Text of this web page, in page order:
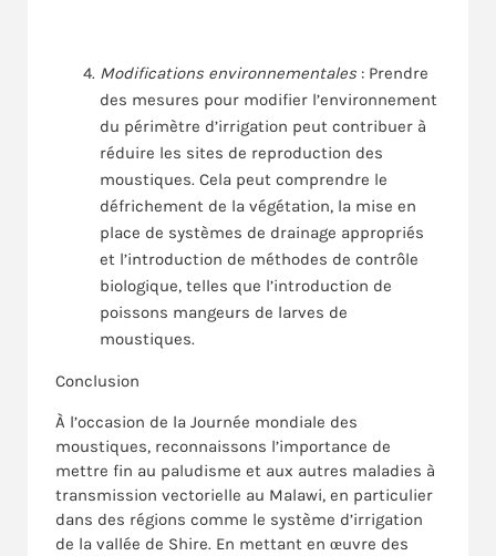
Modifications environnementales : Prendre
des mesures pour modifier l’environnement
du périmètre d’irrigation peut contribuer à
réduire les sites de reproduction des
moustiques. Cela peut comprendre le
défrichement de la végétation, la mise en
place de systèmes de drainage appropriés
et l’introduction de méthodes de contrôle
biologique, telles que l’introduction de
poissons mangeurs de larves de
moustiques.
Conclusion
À l’occasion de la Journée mondiale des
moustiques, reconnaissons l’importance de
mettre fin au paludisme et aux autres maladies à
transmission vectorielle au Malawi, en particulier
dans des régions comme le système d’irrigation
de la vallée de Shire. En mettant en œuvre des